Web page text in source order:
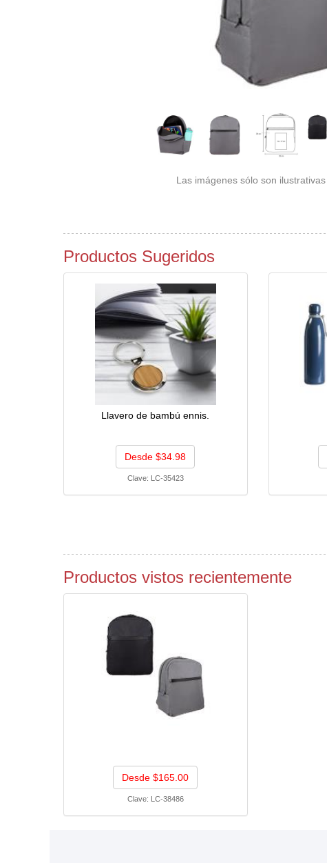
Las imágenes sólo son ilustrativas
Productos Sugeridos
Llavero de bambú ennis.
Desde $34.98
Clave: LC-35423
Productos vistos recientemente
Desde $165.00
Clave: LC-38486